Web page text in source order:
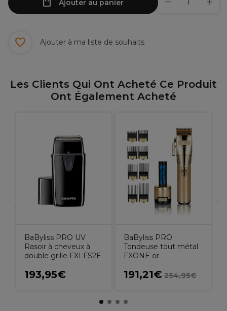
Ajouter au panier
Ajouter à ma liste de souhaits
Les Clients Qui Ont Acheté Ce Produit
Ont Également Acheté
BaByliss PRO UV
Rasoir à cheveux à
double grille FXLFS2E
193,95€
BaByliss PRO
Tondeuse tout métal
FXONE or
191,21€ 254,95€